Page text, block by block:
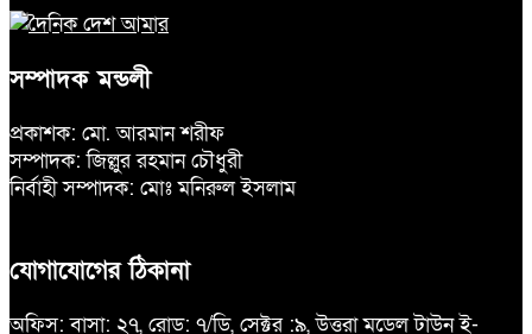
সম্পাদক মন্ডলী
প্রকাশক: মো. আরমান শরীফ
সম্পাদক: জিল্লুর রহমান চৌধুরী
নির্বাহী সম্পাদক: মোঃ মনিরুল ইসলাম
যোগাযোগের ঠিকানা
অফিস: বাসা: ২৭, রোড: ৭/ডি, সেক্টর :৯, উত্তরা মডেল টাউন ই-